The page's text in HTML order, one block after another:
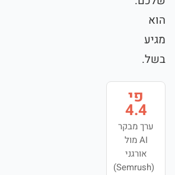
הוא
מגיע
בשל.
פי
4.4
ערך מבקר
AI מול
אורגני
(Semrush)